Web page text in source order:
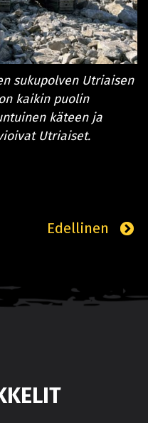
sukupolven Utriaisen
kaikin puolin
käteen ja
Utriaiset.
Edellinen